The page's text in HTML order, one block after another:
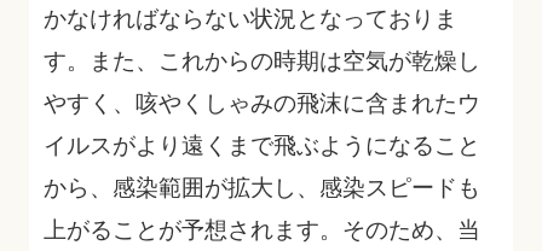
かなければならない状況となっておりま
す。
また、これからの時期は空気が乾燥し
やすく、咳やくしゃみの飛沫に含まれたウ
イルスがより遠くまで飛ぶようになること
から、感染範囲が拡大し、感染スピードも
上がることが予想されます。 そのため、当